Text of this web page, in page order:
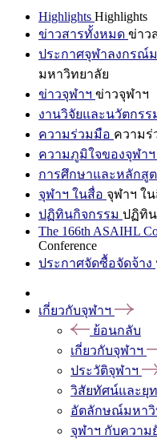
Highlights Highlights
ข่าวสารทั้งหมด ข่าว
ประกาศจุฬาลงกรณ์
มหาวิทยาลัย
ข่าวจุฬาฯ ข่าวจุฬาฯ
งานวิจัยและนวัตกรร
ความร่วมมือ ความร่
ความภูมิใจของจุฬาฯ
การศึกษาและหลักสู
จุฬาฯ ในสื่อ จุฬาฯ ใ
ปฏิทินกิจกรรม ปฏิทิน
The 166th ASAIHL
Conference
ประกาศจัดซื้อจัดจ้าง
เกี่ยวกับจุฬาฯ
ย้อนกลับ
เกี่ยวกับจุฬาฯ
ประวัติจุฬาฯ
วิสัยทัศน์และยุ
อัตลักษณ์มหาวิ
จุฬาฯ กับความ